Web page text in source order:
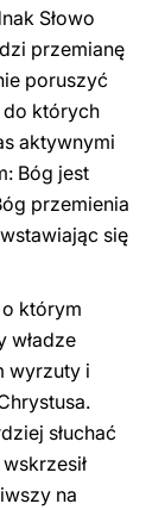
Słowo
przemianę
poruszyć
do których
aktywnymi
Bóg jest
przemienia
się
którym
władze
wyrzuty i
słuchać
na